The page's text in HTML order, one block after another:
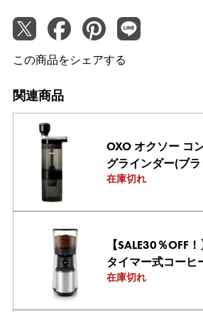
この商品をシェアする
関連商品
OXO オクソー コ
グラインダー(ブ
在庫切れ
【SALE30％OFF
タイマー式コーヒ
在庫切れ